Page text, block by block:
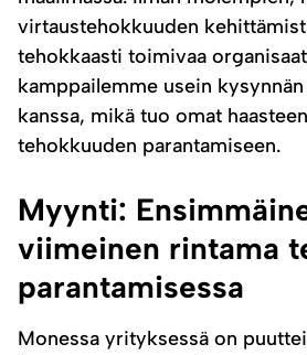
virtaustehokkuuden
tehokkaasti toimivaa
kamppailemme usein
kanssa, mikä tuo omat
tehokkuuden parantamiseen.
Myynti:
viimeinen rintama
parantamisessa
Monessa yrityksessä on